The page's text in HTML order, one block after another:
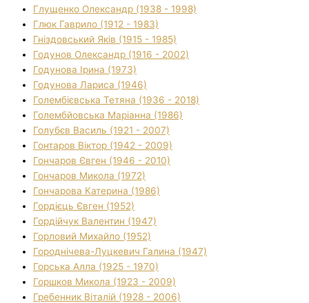
Глущенко Олександр (1938 - 1998)
Глюк Гаврило (1912 - 1983)
Гніздовський Яків (1915 - 1985)
Годунов Олександр (1916 - 2002)
Годунова Ірина (1973)
Годунова Лариса (1946)
Голембієвська Тетяна (1936 - 2018)
Голембйовська Маріанна (1986)
Голубєв Василь (1921 - 2007)
Гонтаров Віктор (1942 - 2009)
Гончаров Євген (1946 - 2010)
Гончаров Микола (1972)
Гончарова Катерина (1986)
Гордієць Євген (1952)
Гордійчук Валентин (1947)
Горловий Михайло (1952)
Городнічева-Луцкевич Галина (1947)
Горська Алла (1925 - 1970)
Горшков Микола (1923 - 2009)
Гребенник Віталій (1928 - 2006)